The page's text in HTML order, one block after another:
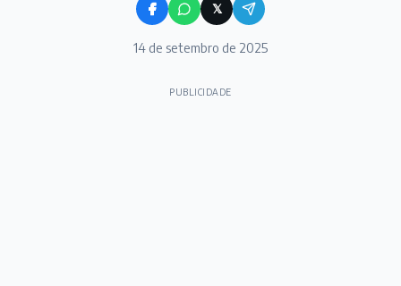
𝕏
14 de setembro de 2025
PUBLICIDADE